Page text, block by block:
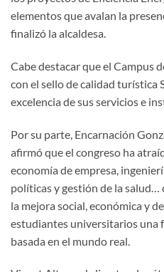
elementos que avalan la
finalizó la alcaldesa.
Cabe destacar que el Campus
con el sello de calidad turística
excelencia de sus servicios e
Por su parte, Encarnación
afirmó que el congreso ha
economía de empresa,
políticas y gestión de la
la mejora social, económica y
estudiantes universitarios una
basada en el mundo real.